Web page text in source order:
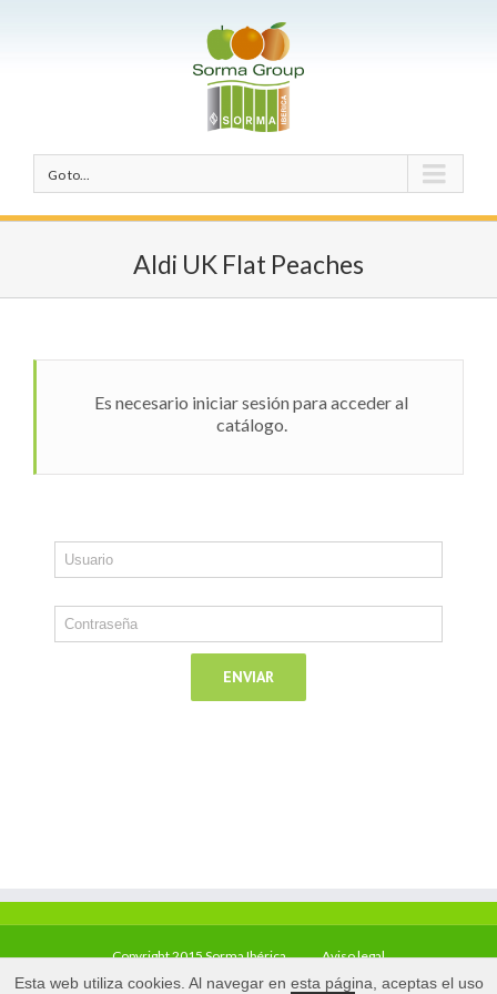
Go to...
Aldi UK Flat Peaches
Es necesario iniciar sesión para acceder al
catálogo.
Copyright 2015 Sorma Ibérica Aviso legal
Esta web utiliza cookies. Al navegar en esta página, aceptas el uso